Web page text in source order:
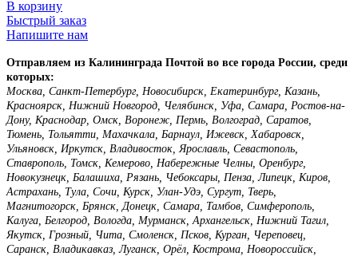
В корзину
Быстрый заказ
Напишите нам
Отправляем из Калининграда Почтой во все города России, среди
которых:
Москва, Санкт-Петербург, Новосибирск, Екатеринбург, Казань,
Красноярск, Нижний Новгород, Челябинск, Уфа, Самара, Ростов-на-
Дону, Краснодар, Омск, Воронеж, Пермь, Волгоград, Саратов,
Тюмень, Тольятти, Махачкала, Барнаул, Ижевск, Хабаровск,
Ульяновск, Иркутск, Владивосток, Ярославль, Севастополь,
Ставрополь, Томск, Кемерово, Набережные Челны, Оренбург,
Новокузнецк, Балашиха, Рязань, Чебоксары, Пенза, Липецк, Киров,
Астрахань, Тула, Сочи, Курск, Улан-Удэ, Сургут, Тверь,
Магнитогорск, Брянск, Донецк, Самара, Тамбов, Симферополь,
Калуга, Белгород, Вологда, Мурманск, Архангельск, Нижний Тагил,
Якутск, Грозный, Чита, Смоленск, Псков, Курган, Череповец,
Саранск, Владикавказ, Луганск, Орёл, Кострома, Новороссийск,